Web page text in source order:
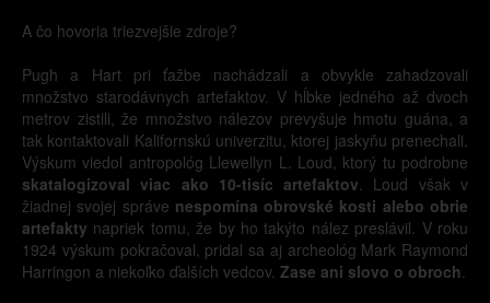
A čo hovoria triezvejšie zdroje?
Pugh a Hart pri ťažbe nachádzali a obvykle zahadzovali
množstvo starodávnych artefaktov. V hĺbke jedného až dvoch
metrov zistili, že množstvo nálezov prevyšuje hmotu guána, a
tak kontaktovali Kalifornskú univerzitu, ktorej jaskyňu prenechali.
Výskum viedol antropológ Llewellyn L. Loud, ktorý tu podrobne
skatalogizoval viac ako 10-tisíc artefaktov. Loud však v
žiadnej svojej správe nespomína obrovské kosti alebo obrie
artefakty napriek tomu, že by ho takýto nález preslávil. V roku
1924 výskum pokračoval, pridal sa aj archeológ Mark Raymond
Harringon a niekoľko ďalších vedcov. Zase ani slovo o obroch.